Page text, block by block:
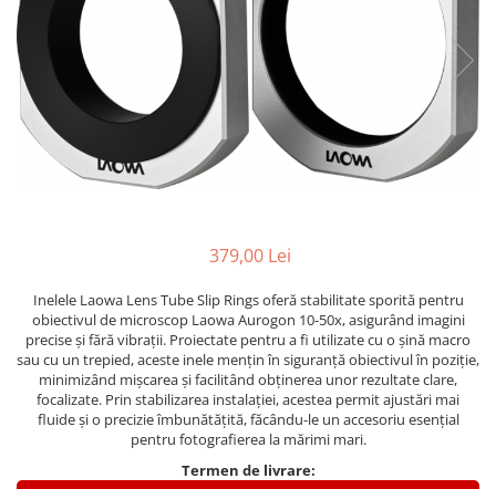
Obiective Mirorless
Obiective DSLR
Huse si tocuri protectie obiective
Obiective Cinematice
Parasolare
Teleconvertoare
Capace obiectiv si camera
Filtre foto
Filtre Filet
Filtre tip Cokin
Filtre White Balance
Convertoare pe filet foto video
379,00 Lei
Inelele Laowa Lens Tube Slip Rings oferă stabilitate sporită pentru
obiectivul de microscop Laowa Aurogon 10-50x, asigurând imagini
precise și fără vibrații. Proiectate pentru a fi utilizate cu o șină macro
sau cu un trepied, aceste inele mențin în siguranță obiectivul în poziție,
minimizând mișcarea și facilitând obținerea unor rezultate clare,
focalizate. Prin stabilizarea instalației, acestea permit ajustări mai
fluide și o precizie îmbunătățită, făcându-le un accesoriu esențial
pentru fotografierea la mărimi mari.
Termen de livrare: